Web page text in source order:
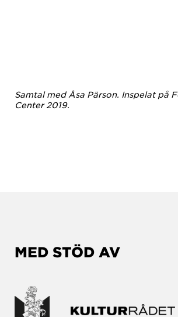
Samtal med Åsa Pärson. Inspelat på
Center 2019.
MED STÖD AV